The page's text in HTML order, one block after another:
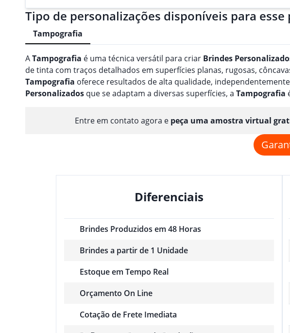
Tipo de personalizações disponíveis para
Tampografia
ATampografia é uma técnica versátil para criar Brindes Personalizado
de tinta com traços detalhados em superfícies planas, rugosas,
Tampografia oferece resultados de alta qualidade,
Personalizados que se adaptam a diversas superfícies, a Tampografia
Entre em contato agora e peça uma amostra virtual
Diferenciais
Brindes Produzidos em 48 Horas
Brindes a partir de 1 Unidade
Estoque em Tempo Real
Orçamento On Line
Cotação de Frete Imediata